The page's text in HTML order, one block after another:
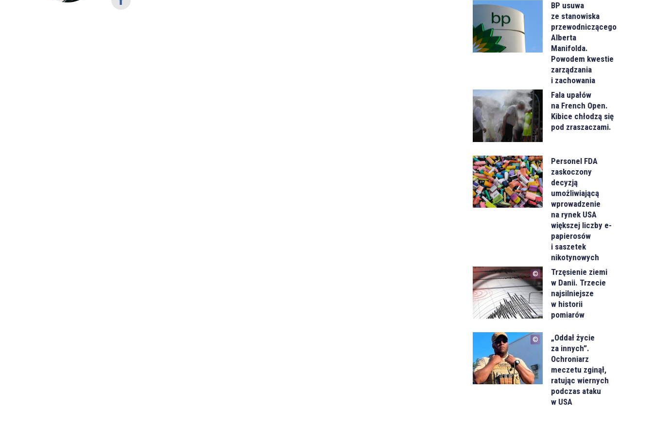
BP usuwa
ze stanowiska
przewodniczącego
Alberta
Manifolda.
Powodem kwestie
zarządzania
i zachowania
Fala upałów
na French Open.
Kibice chłodzą się
pod zraszaczami.
Personel FDA
zaskoczony
decyzją
umożliwiającą
wprowadzenie
na rynek USA
większej liczby e-
papierosów
i saszetek
nikotynowych
Trzęsienie ziemi
w Danii. Trzecie
najsilniejsze
w historii
pomiarów
„Oddał życie
za innych”.
Ochroniarz
meczetu zginął,
ratując wiernych
podczas ataku
w USA